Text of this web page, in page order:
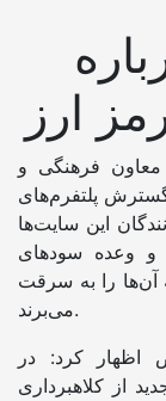
ارز
معاون فرهنگی و
پلتفرم‌های
این سایت‌ها
و وعده سودهای
آن‌ها را به سرقت
می‌برند.
اظهار کرد: در
از کلاهبرداری